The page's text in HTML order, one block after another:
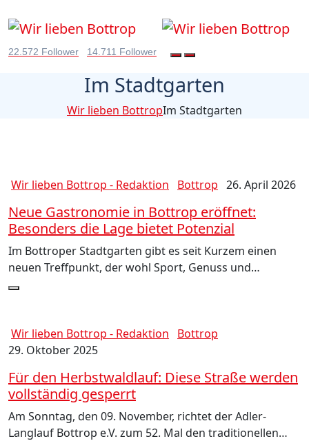
22.572 Follower 14.711 Follower
Im Stadtgarten
Wir lieben BottropIm Stadtgarten
Wir lieben Bottrop - Redaktion Bottrop 26. April 2026
Neue Gastronomie in Bottrop eröffnet:
Besonders die Lage bietet Potenzial
Im Bottroper Stadtgarten gibt es seit Kurzem einen
neuen Treffpunkt, der wohl Sport, Genuss und…
Wir lieben Bottrop - Redaktion
Bottrop
29. Oktober 2025
Für den Herbstwaldlauf: Diese Straße werden
vollständig gesperrt
Am Sonntag, den 09. November, richtet der Adler-
Langlauf Bottrop e.V. zum 52. Mal den traditionellen…